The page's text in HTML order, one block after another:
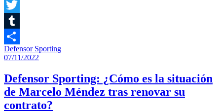
Facebook
Twitter
Tumblr
Compartir
Defensor Sporting
07/11/2022
Defensor Sporting: ¿Cómo es la situación
de Marcelo Méndez tras renovar su
contrato?